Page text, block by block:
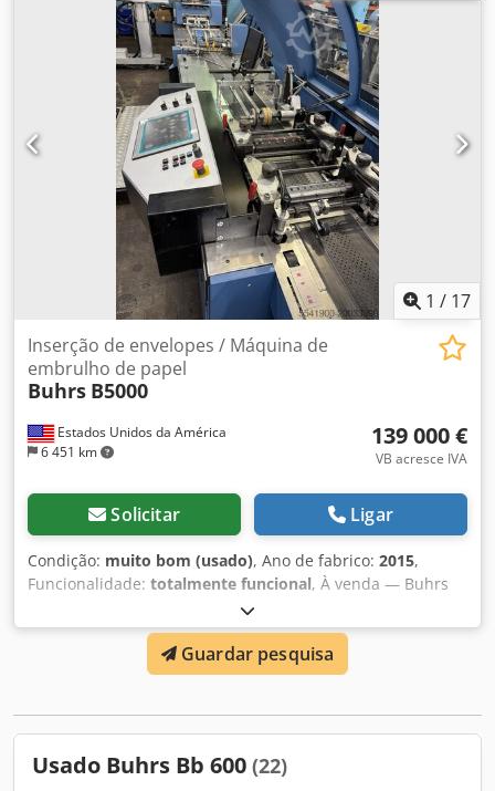
1 / 17
Estados Unidos da América
6 451 km
Inserção de envelopes / Máquina de
embrulho de papel
Buhrs B5000
139 000 €
VB acresce IVA
Solicitar Ligar
Condição: muito bom (usado), Ano de fabrico: 2015,
Funcionalidade: totalmente funcional, À venda — Buhrs
B5000 Paperwrapper (2015) — Apenas 11.055.783 ciclos,
até 24.000 pph Modelo: Sistema de
envelopamento/embalagem Buhrs B5000 Ano: 2015 Total
de ciclos: 11.055.783 (baixa utilização — foto do contador
hora Condição: Muito boa e totalmente operacional;
Localização: EUA Incluso: Sistema integrado completo:
Guardar pesquisa
Usado Buhrs Bb 600 (22)